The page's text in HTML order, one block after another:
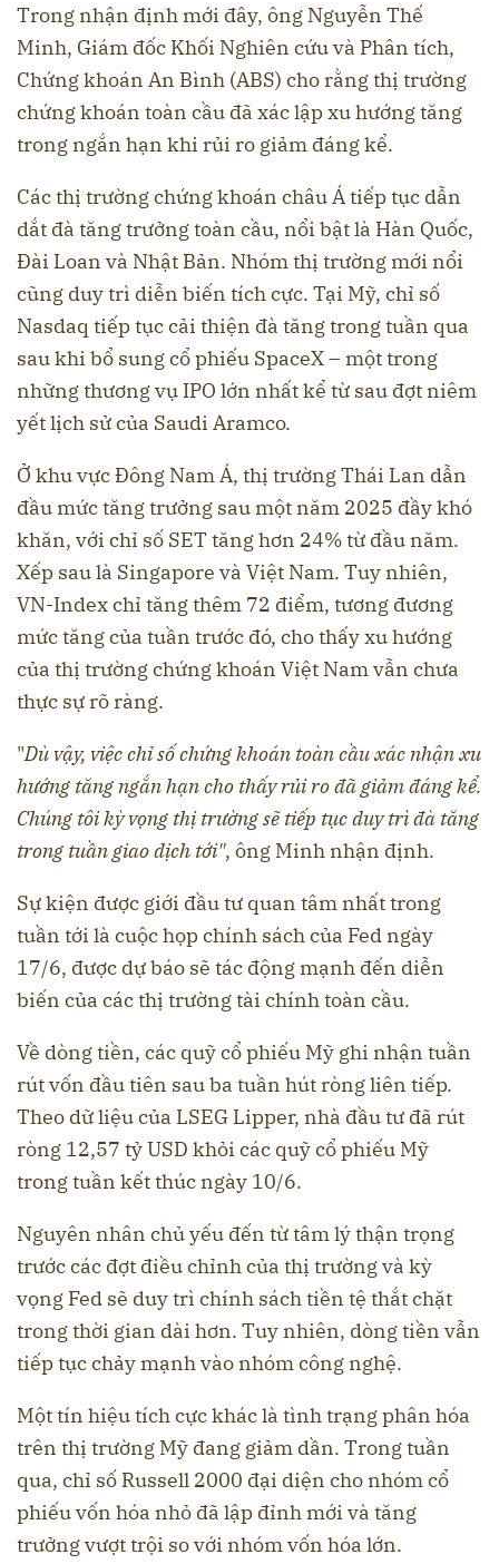
Trong nhận định mới đây, ông Nguyễn Thế
Minh, Giám đốc Khối Nghiên cứu và Phân tích,
Chứng khoán An Bình (ABS) cho rằng thị trường
chứng khoán toàn cầu đã xác lập xu hướng tăng
trong ngắn hạn khi rủi ro giảm đáng kể.
Các thị trường chứng khoán châu Á tiếp tục dẫn
dắt đà tăng trưởng toàn cầu, nổi bật là Hàn Quốc,
Đài Loan và Nhật Bản. Nhóm thị trường mới nổi
cũng duy trì diễn biến tích cực. Tại Mỹ, chỉ số
Nasdaq tiếp tục cải thiện đà tăng trong tuần qua
sau khi bổ sung cổ phiếu SpaceX – một trong
những thương vụ IPO lớn nhất kể từ sau đợt niêm
yết lịch sử của Saudi Aramco.
Ở khu vực Đông Nam Á, thị trường Thái Lan dẫn
đầu mức tăng trưởng sau một năm 2025 đầy khó
khăn, với chỉ số SET tăng hơn 24% từ đầu năm.
Xếp sau là Singapore và Việt Nam. Tuy nhiên,
VN-Index chỉ tăng thêm 72 điểm, tương đương
mức tăng của tuần trước đó, cho thấy xu hướng
của thị trường chứng khoán Việt Nam vẫn chưa
thực sự rõ ràng.
"Dù vậy, việc chỉ số chứng khoán toàn cầu xác nhận xu
hướng tăng ngắn hạn cho thấy rủi ro đã giảm đáng kể.
Chúng tôi kỳ vọng thị trường sẽ tiếp tục duy trì đà tăng
trong tuần giao dịch tới", ông Minh nhận định.
Sự kiện được giới đầu tư quan tâm nhất trong
tuần tới là cuộc họp chính sách của Fed ngày
17/6, được dự báo sẽ tác động mạnh đến diễn
biến của các thị trường tài chính toàn cầu.
Về dòng tiền, các quỹ cổ phiếu Mỹ ghi nhận tuần
rút vốn đầu tiên sau ba tuần hút ròng liên tiếp.
Theo dữ liệu của LSEG Lipper, nhà đầu tư đã rút
ròng 12,57 tỷ USD khỏi các quỹ cổ phiếu Mỹ
trong tuần kết thúc ngày 10/6.
Nguyên nhân chủ yếu đến từ tâm lý thận trọng
trước các đợt điều chỉnh của thị trường và kỳ
vọng Fed sẽ duy trì chính sách tiền tệ thắt chặt
trong thời gian dài hơn. Tuy nhiên, dòng tiền vẫn
tiếp tục chảy mạnh vào nhóm công nghệ.
Một tín hiệu tích cực khác là tình trạng phân hóa
trên thị trường Mỹ đang giảm dần. Trong tuần
qua, chỉ số Russell 2000 đại diện cho nhóm cổ
phiếu vốn hóa nhỏ đã lập đỉnh mới và tăng
trưởng vượt trội so với nhóm vốn hóa lớn.